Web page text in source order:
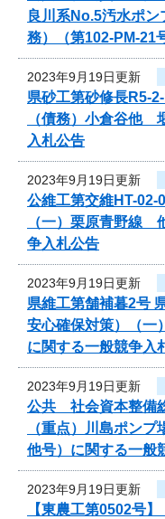
良川系No.5汚水ポ
務）（第102-PM-21
2023年9月19日更新
県砂工第砂修長R5-
（債務）小倉谷他
入札公告
2023年9月19日更新
公維工第交維HT-02-
（一）栗原青野線
争入札公告
2023年9月19日更新
県維工第舗補暮2号
安心確保対策）（
に関する一般競争入
2023年9月19日更新
公共 社会資本整備
（重点）川島ポン
他号）に関する一般
2023年9月19日更新
【東農工第0502号